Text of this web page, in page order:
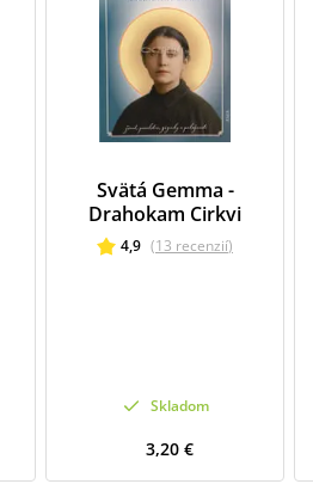
Svätá Gemma -
Drahokam Cirkvi
4,9 (13 recenzií)
Skladom
3,20 €